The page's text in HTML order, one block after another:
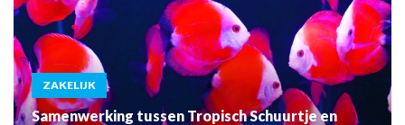
ZAKELIJK
Samenwerking tussen Tropisch Schuurtje en